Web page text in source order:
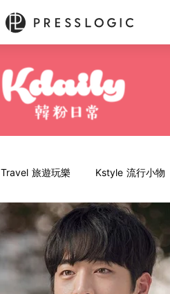
Travel 旅遊玩樂 Kstyle 流行小物